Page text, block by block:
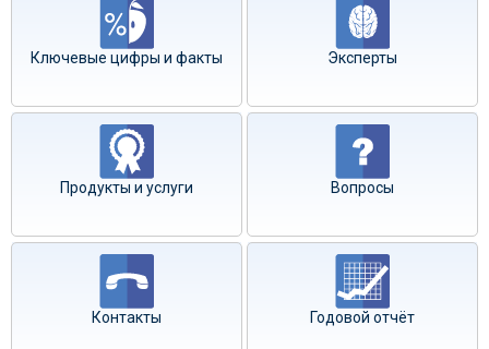
Ключевые цифры и факты Эксперты
Продукты и услуги Вопросы
Контакты Годовой отчёт